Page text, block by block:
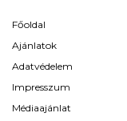
Főoldal
Ajánlatok
Adatvédelem
Impresszum
Médiaajánlat